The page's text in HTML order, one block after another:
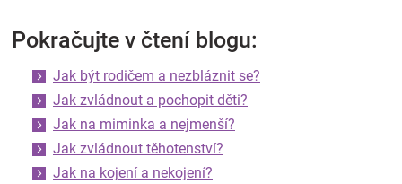
Pokračujte v čtení blogu:
Jak být rodičem a nezbláznit se?
Jak zvládnout a pochopit děti?
Jak na miminka a nejmenší?
Jak zvládnout těhotenství?
Jak na kojení a nekojení?